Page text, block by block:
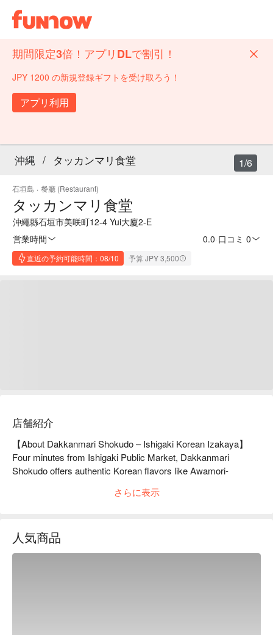
期間限定3倍！アプリDLで割引！
JPY 1200 の新規登録ギフトを受け取ろう！
アプリ利用
沖縄 / タッカンマリ食堂
石垣島 · 餐廳 (Restaurant)
タッカンマリ食堂
沖繩縣石垣市美咲町12-4 Yui大廈2-E
営業時間
0.0 口コミ 0
直近の予約可能時間：08/10 予算 JPY 3,500
1/6
店舗紹介
【About Dakkanmari Shokudo – Ishigaki Korean Izakaya】
Four minutes from Ishigaki Public Market, Dakkanmari
Shokudo offers authentic Korean flavors like Awamori-
stand-up style. Table seating is also available for gatherings,
さらに表示
人気商品